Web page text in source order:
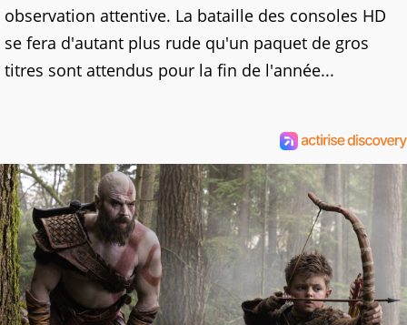
observation attentive. La bataille des consoles HD
se fera d'autant plus rude qu'un paquet de gros
titres sont attendus pour la fin de l'année...